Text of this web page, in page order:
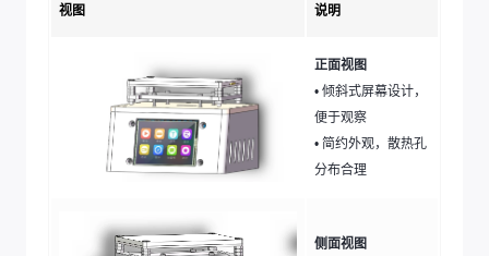
视图 说明
正面视图
• 倾斜式屏幕设计，
便于观察
• 简约外观，散热孔
分布合理
侧面视图